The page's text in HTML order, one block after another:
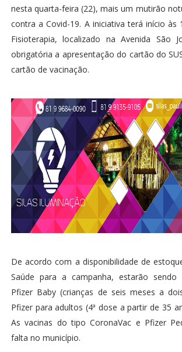
nesta quarta-feira (22), mais um mutirão
contra a Covid-19. A iniciativa terá início às
Fisioterapia, localizado na Avenida São
obrigatória a apresentação do cartão do
cartão de vacinação.
De acordo com a disponibilidade de
Saúde para a campanha, estarão sendo
Pfizer Baby (crianças de seis meses a
Pfizer para adultos (4ª dose a partir de 35
As vacinas do tipo CoronaVac e Pfizer
falta no município.